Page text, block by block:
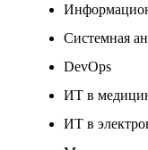
Системная
DevOps
ИТ в
ИТ в